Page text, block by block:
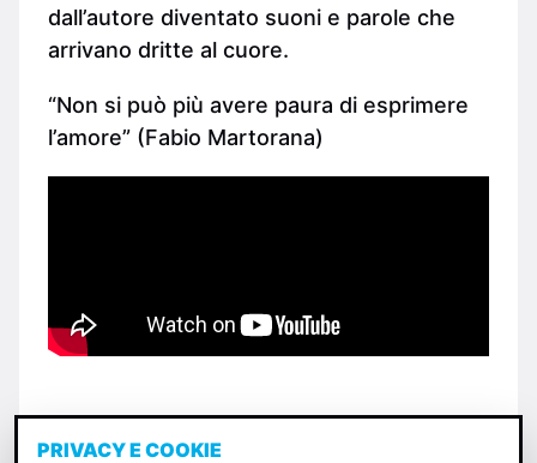
dall’autore diventato suoni e parole che
arrivano dritte al cuore.
“Non si può più avere paura di esprimere
l’amore” (Fabio Martorana)
PRIVACY E COOKIE